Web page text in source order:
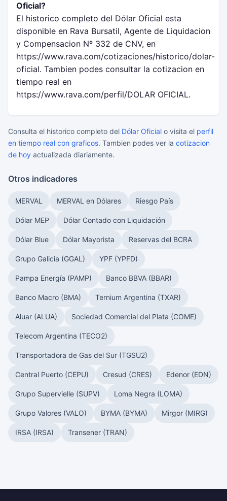
Oficial?
El historico completo del Dólar Oficial esta
disponible en Rava Bursatil, Agente de Liquidacion
y Compensacion Nº 332 de CNV, en
https://www.rava.com/cotizaciones/historico/dolar-
oficial. Tambien podes consultar la cotizacion en
tiempo real en
https://www.rava.com/perfil/DOLAR OFICIAL.
Consulta el historico completo del Dólar Oficial o visita el perfil
en tiempo real con graficos. Tambien podes ver la cotizacion
de hoy actualizada diariamente.
Otros indicadores
MERVAL MERVAL en Dólares Riesgo País
Dólar MEP Dólar Contado con Liquidación
Dólar Blue Dólar Mayorista Reservas del BCRA
Grupo Galicia (GGAL) YPF (YPFD)
Pampa Energía (PAMP) Banco BBVA (BBAR)
Banco Macro (BMA) Ternium Argentina (TXAR)
Aluar (ALUA) Sociedad Comercial del Plata (COME)
Telecom Argentina (TECO2)
Transportadora de Gas del Sur (TGSU2)
Central Puerto (CEPU) Cresud (CRES) Edenor (EDN)
Grupo Supervielle (SUPV) Loma Negra (LOMA)
Grupo Valores (VALO) BYMA (BYMA) Mirgor (MIRG)
IRSA (IRSA) Transener (TRAN)